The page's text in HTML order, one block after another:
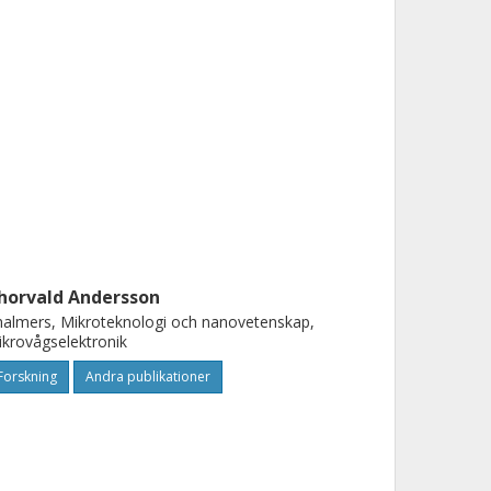
Andersson
Mikroteknologi och nanovetenskap,
Andra publikationer